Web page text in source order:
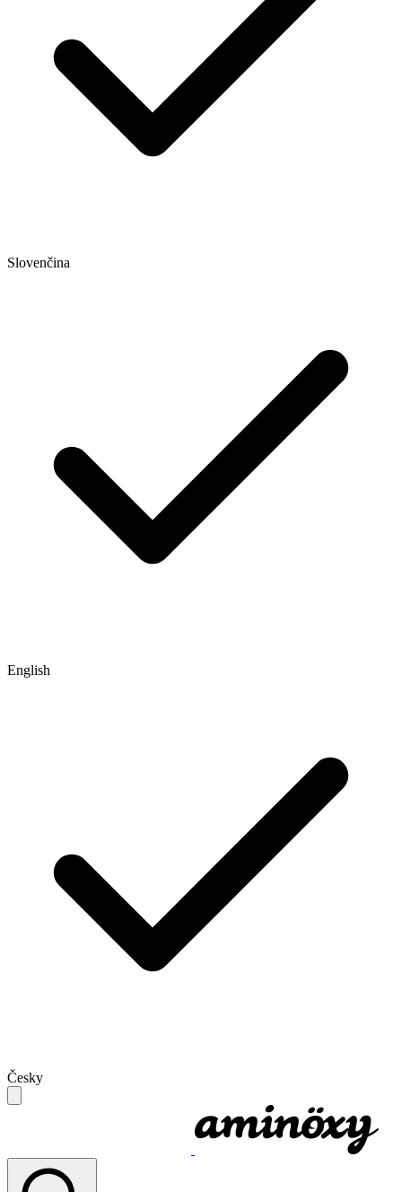
Slovenčina
English
Česky